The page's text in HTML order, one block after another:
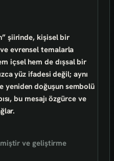
şiirinde, kişisel bir
evrensel temalarla
içsel hem de dışsal bir
yüz ifadesi değil; aynı
yeniden doğuşun sembolü
bu mesajı özgürce ve
ve geliştirme